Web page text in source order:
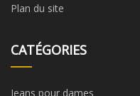
Plan du site
CATÉGORIES
Jeans pour dames